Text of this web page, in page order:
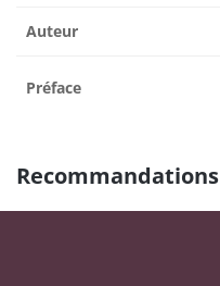
Auteur
Préface
Recommandations